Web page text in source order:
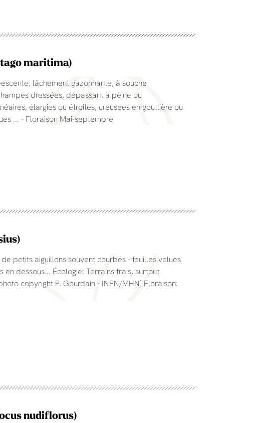
maritima)
lâchement gazonnante, à souche
dressées, dépassant à peine ou
élargies ou étroites, creusées en gouttière ou
... - Floraison Mai-septembre
petits aiguillons souvent courbés - feuilles velues
en dessous... Écologie: Terrains frais, surtout
copyright P. Gourdain - INPN/MHN] Floraison:
nudiflorus)